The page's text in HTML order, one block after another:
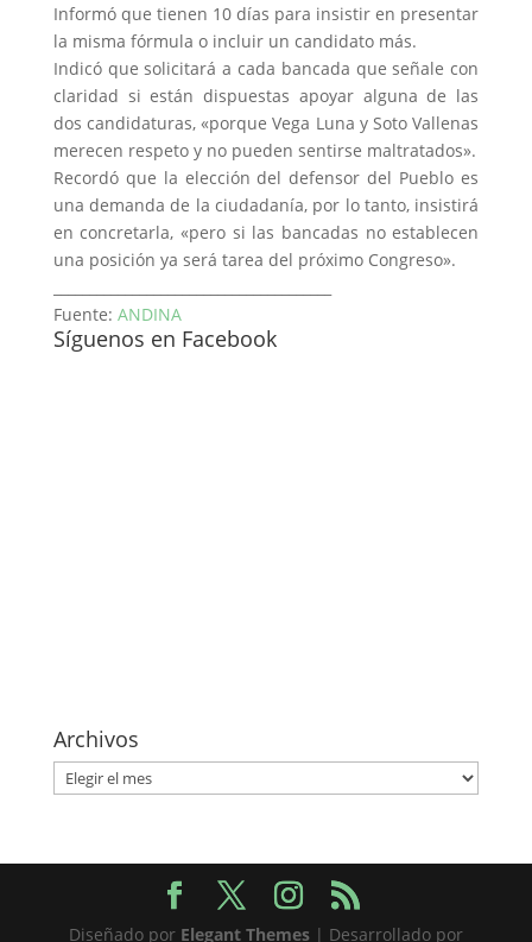
Informó que tienen 10 días para insistir en presentar
la misma fórmula o incluir un candidato más.
Indicó que solicitará a cada bancada que señale con
claridad si están dispuestas apoyar alguna de las
dos candidaturas, «porque Vega Luna y Soto Vallenas
merecen respeto y no pueden sentirse maltratados».
Recordó que la elección del defensor del Pueblo es
una demanda de la ciudadanía, por lo tanto, insistirá
en concretarla, «pero si las bancadas no establecen
una posición ya será tarea del próximo Congreso».
Fuente: ANDINA
Síguenos en Facebook
Archivos
Archivos
Diseñado por Elegant Themes| Desarrollado por